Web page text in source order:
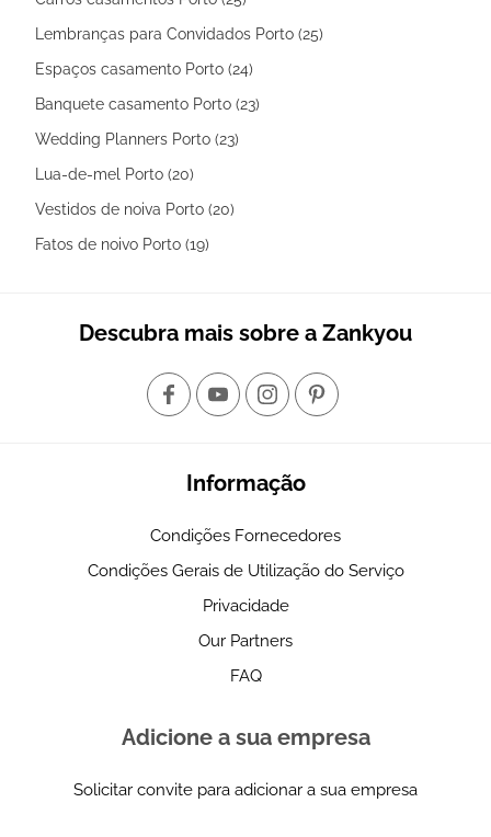
Lembranças para Convidados Porto (25)
Espaços casamento Porto (24)
Banquete casamento Porto (23)
Wedding Planners Porto (23)
Lua-de-mel Porto (20)
Vestidos de noiva Porto (20)
Fatos de noivo Porto (19)
Descubra mais sobre a Zankyou
Informação
Condições Fornecedores
Condições Gerais de Utilização do Serviço
Privacidade
Our Partners
FAQ
Adicione a sua empresa
Solicitar convite para adicionar a sua empresa